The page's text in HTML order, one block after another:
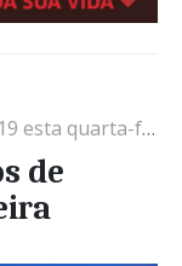
esta quarta-feira
de